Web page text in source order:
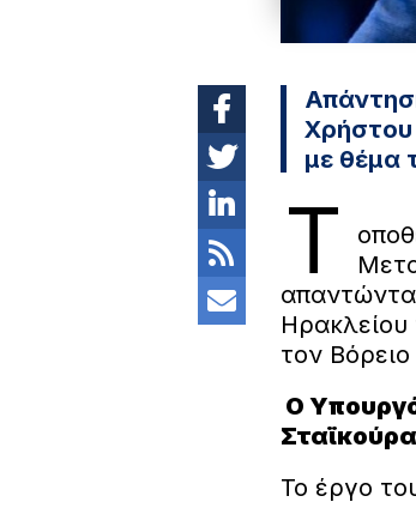
Χρήστου
με θέμα
Τ
τον
Ο
Το έργο